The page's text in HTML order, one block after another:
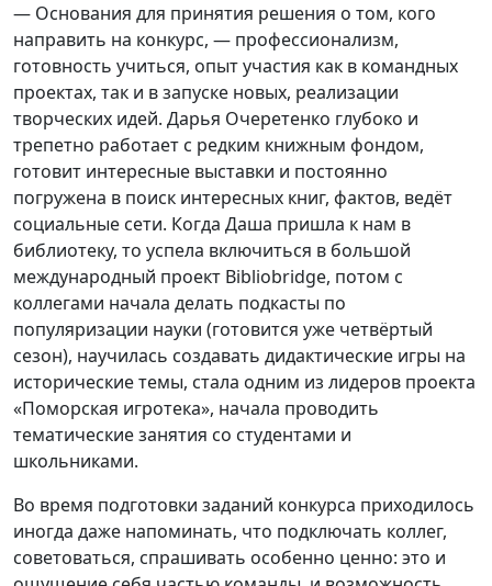
— Основания для принятия решения о том, кого
направить на конкурс, — профессионализм,
готовность учиться, опыт участия как в командных
проектах, так и в запуске новых, реализации
творческих идей. Дарья Очеретенко глубоко и
трепетно работает с редким книжным фондом,
готовит интересные выставки и постоянно
погружена в поиск интересных книг, фактов, ведёт
социальные сети. Когда Даша пришла к нам в
библиотеку, то успела включиться в большой
международный проект Bibliоbridge, потом с
коллегами начала делать подкасты по
популяризации науки (готовится уже четвёртый
сезон), научилась создавать дидактические игры на
исторические темы, стала одним из лидеров проекта
«Поморская игротека», начала проводить
тематические занятия со студентами и
школьниками.
Во время подготовки заданий конкурса приходилось
иногда даже напоминать, что подключать коллег,
советоваться, спрашивать особенно ценно: это и